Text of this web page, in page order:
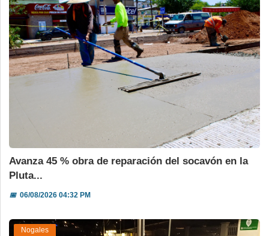
Avanza 45 % obra de reparación del socavón en la
Pluta...
📅06/08/2026 04:32 PM
Nogales